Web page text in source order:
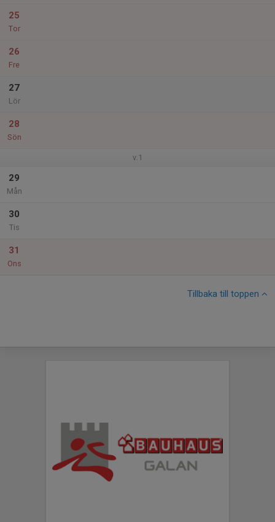
25
Tor
26
Fre
27
Lör
28
Sön
v.1
29
Mån
30
Tis
31
Ons
Tillbaka till toppen